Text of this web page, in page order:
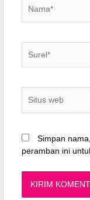
web
Simpan
peramban ini